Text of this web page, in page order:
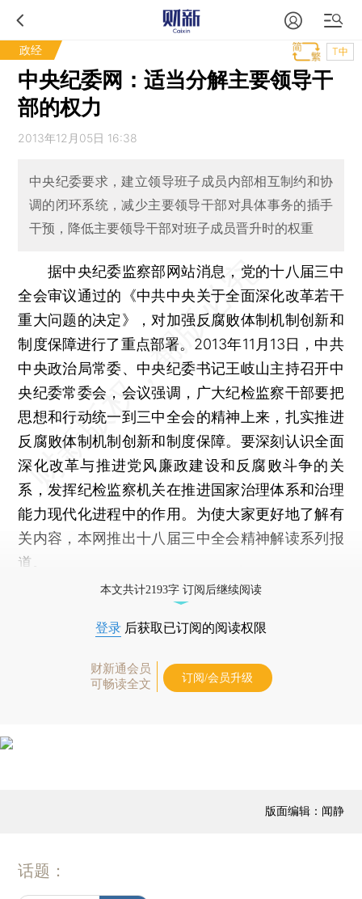
政经 T中
中央纪委网：适当分解主要领导干
部的权力
2013年12月05日 16:38
中央纪委要求，建立领导班子成员内部相互制约和协
调的闭环系统，减少主要领导干部对具体事务的插手
干预，降低主要领导干部对班子成员晋升时的权重
据中央纪委监察部网站消息，党的十八届三中
全会审议通过的《中共中央关于全面深化改革若干
重大问题的决定》，对加强反腐败体制机制创新和
制度保障进行了重点部署。2013年11月13日，中共
中央政治局常委、中央纪委书记王岐山主持召开中
央纪委常委会，会议强调，广大纪检监察干部要把
思想和行动统一到三中全会的精神上来，扎实推进
反腐败体制机制创新和制度保障。要深刻认识全面
深化改革与推进党风廉政建设和反腐败斗争的关
系，发挥纪检监察机关在推进国家治理体系和治理
能力现代化进程中的作用。为使大家更好地了解有
关内容，本网推出十八届三中全会精神解读系列报
道。
本文共计2193字 订阅后继续阅读
登录 后获取已订阅的阅读权限
财新通会员
可畅读全文
订阅/会员升级
版面编辑：闻静
话题：